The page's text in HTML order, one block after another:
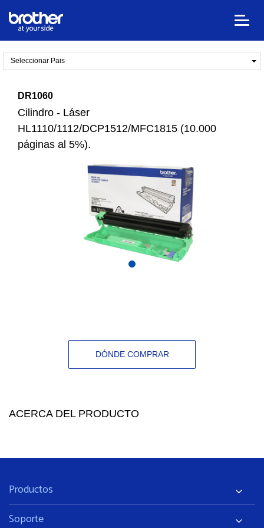
Seleccionar Pais
DR1060
Cilindro - Láser
HL1110/1112/DCP1512/MFC1815 (10.000
páginas al 5%).
DÓNDE COMPRAR
ACERCA DEL PRODUCTO
Productos
Soporte